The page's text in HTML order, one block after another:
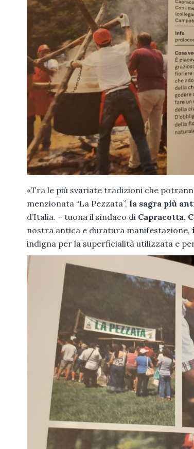
«Tra le più svariate tradizioni che
menzionata “La Pezzata”, la sagra più
d’Italia. – tuona il sindaco di Capracotta,
nostra antica e duratura manifestazione,
indigna per la superficialità utilizzata e